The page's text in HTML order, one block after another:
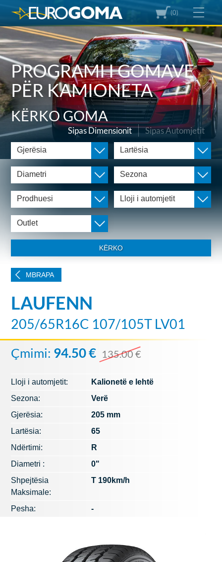
(0)
PROGRAMI I GOMAVE
PËR KAMIONETA
KËRKO GOMA
Sipas Dimensionit Sipas Automjetit
Gjerësia Lartësia
Diametri Sezona
Prodhuesi Lloji i automjetit
Outlet
KËRKO
MBRAPA
LAUFENN
205/65R16C 107/105T LV01
Çmimi: 94.50 € 135.00 €
Lloji i automjetit:
Kalionetë e lehtë
Sezona:
Verë
Gjerësia:
205 mm
Lartësia:
65
Ndërtimi:
R
Diametri :
0"
Shpejtësia
Maksimale:
T 190km/h
Pesha: -